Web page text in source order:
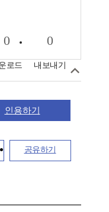
0
로드
0
내보내기
인용하기
공유하기